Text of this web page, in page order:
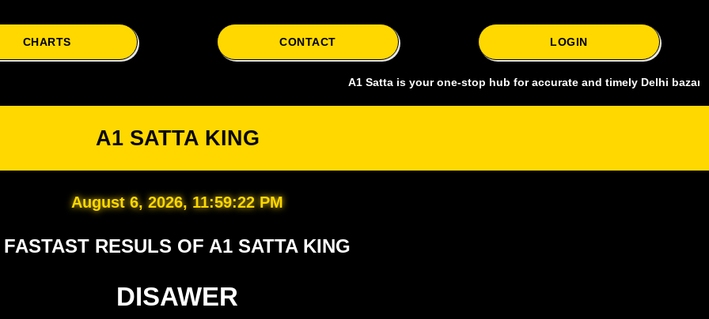
CHARTS CONTACT LOGIN
A1 Satta is your one-stop hub for accurate and timely Delhi bazar satta
A1 SATTA KING
August 6, 2026, 11:59:23 PM
FASTAST RESULS OF A1 SATTA KING
DISAWER